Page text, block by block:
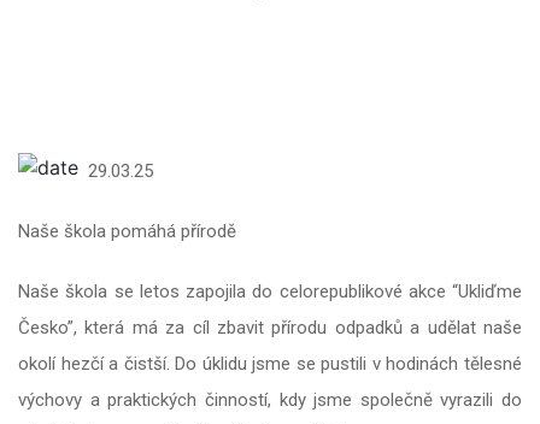
29.03.25
Naše škola pomáhá přírodě
Naše škola se letos zapojila do celorepublikové akce “Ukliďme
Česko”, která má za cíl zbavit přírodu odpadků a udělat naše
okolí hezčí a čistší. Do úklidu jsme se pustili v hodinách tělesné
výchovy a praktických činností, kdy jsme společně vyrazili do